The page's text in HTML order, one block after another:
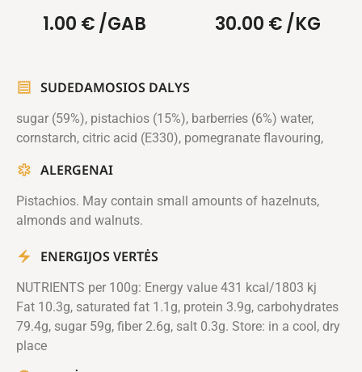
1.00 €/GAB 30.00 €/KG
SUDEDAMOSIOS DALYS
sugar (59%), pistachios (15%), barberries (6%) water,
cornstarch, citric acid (E330), pomegranate flavouring,
ALERGENAI
Pistachios. May contain small amounts of hazelnuts,
almonds and walnuts.
ENERGIJOS VERTĖS
NUTRIENTS per 100g: Energy value 431 kcal/1803 kj
Fat 10.3g, saturated fat 1.1g, protein 3.9g, carbohydrates
79.4g, sugar 59g, fiber 2.6g, salt 0.3g. Store: in a cool, dry
place